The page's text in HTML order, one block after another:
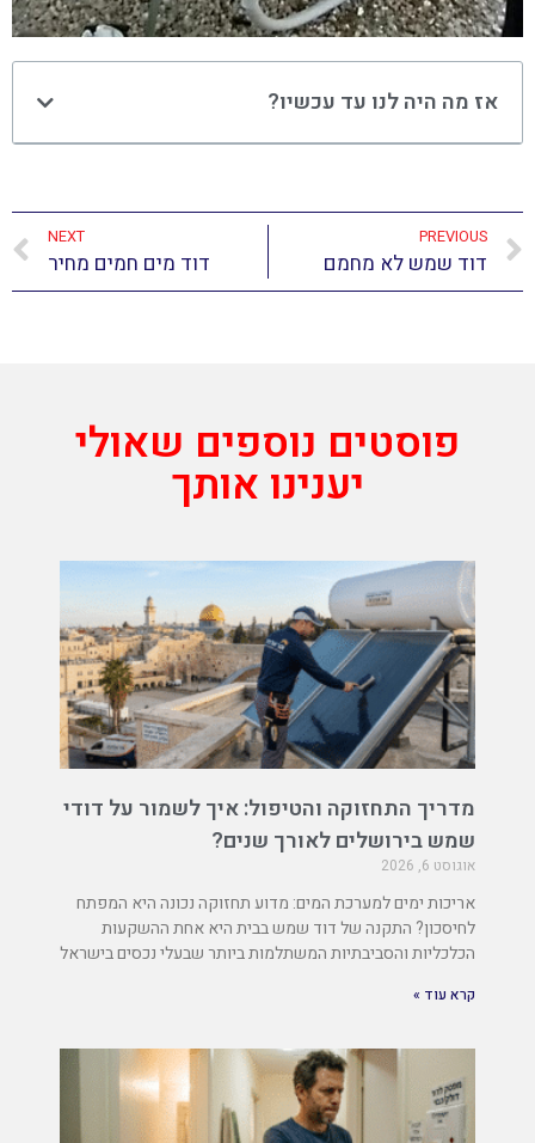
אז מה היה לנו עד עכשיו?
PREVIOUS
דוד שמש לא מחמם
NEXT
דוד מים חמים מחיר
פוסטים נוספים שאולי
יענינו אותך
מדריך התחזוקה והטיפול: איך לשמור על דודי
שמש בירושלים לאורך שנים?
אוגוסט 6, 2026
אריכות ימים למערכת המים: מדוע תחזוקה נכונה היא המפתח
לחיסכון? התקנה של דוד שמש בבית היא אחת ההשקעות
הכלכליות והסביבתיות המשתלמות ביותר שבעלי נכסים בישראל
קרא עוד »